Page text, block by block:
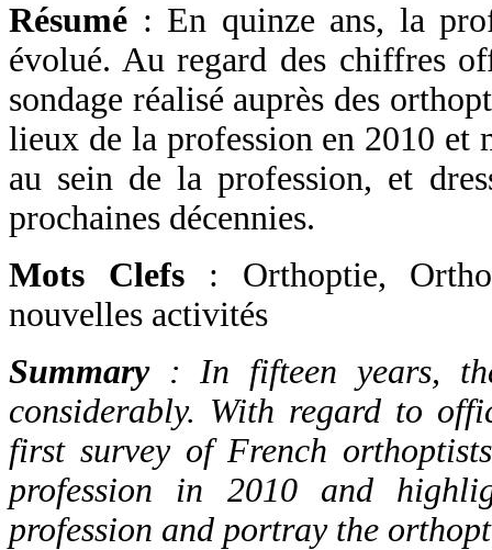
Résumé : En quinze ans, la
évolué. Au regard des chiffres
sondage réalisé auprès des
lieux de la profession en 2010 et
au sein de la profession, et
prochaines décennies.
Mots Clefs: Orthoptie,
nouvelles activités
Summary: In fifteen years,
considerably. With regard to
first survey of French
profession in 2010 and
profession and portray the